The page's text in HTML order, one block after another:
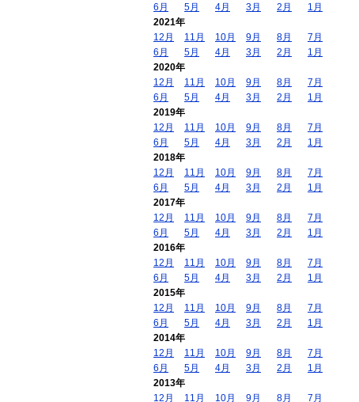
6月
5月 4月 3月 2月
1月
2021年
12月
11月 10月 9月 8月
7月
6月
5月 4月 3月 2月
1月
2020年
12月
11月 10月 9月 8月
7月
6月
5月 4月 3月 2月
1月
2019年
12月
11月 10月 9月 8月
7月
6月
5月 4月 3月 2月
1月
2018年
12月
11月 10月 9月 8月
7月
6月
5月 4月 3月 2月
1月
2017年
12月
11月 10月 9月 8月
7月
6月
5月 4月 3月 2月
1月
2016年
12月
11月 10月 9月 8月
7月
6月
5月 4月 3月 2月
1月
2015年
12月
11月 10月 9月 8月
7月
6月
5月 4月 3月 2月
1月
2014年
12月
11月 10月 9月 8月
7月
6月
5月 4月 3月 2月
1月
2013年
12月
11月 10月 9月 8月 7月